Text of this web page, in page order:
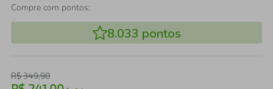
Compre com pontos:
8.033 pontos
R$349,90